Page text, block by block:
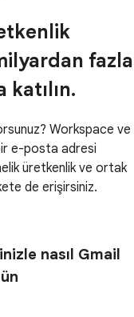
fazla
katılın.
Workspace ve
e-posta adresi
üretkenlik ve ortak
de erişirsiniz.
nasıl Gmail